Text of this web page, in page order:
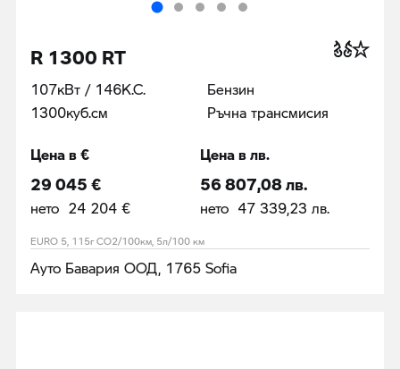
R 1300 RT
107кВт / 146К.С.
1300куб.cм
Бензин
Ръчна трансмисия
Цена в €
29 045 €
нето 24 204 €
Цена в лв.
56 807,08 лв.
нето 47 339,23 лв.
EURO 5, 115г CO2/100км, 5л/100 км
Ауто Бавария ООД, 1765 Sofia